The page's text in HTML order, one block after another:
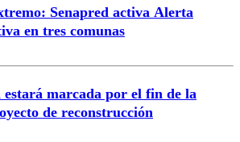
Senapred activa Alerta
en tres comunas
estará marcada por el fin de la
de reconstrucción